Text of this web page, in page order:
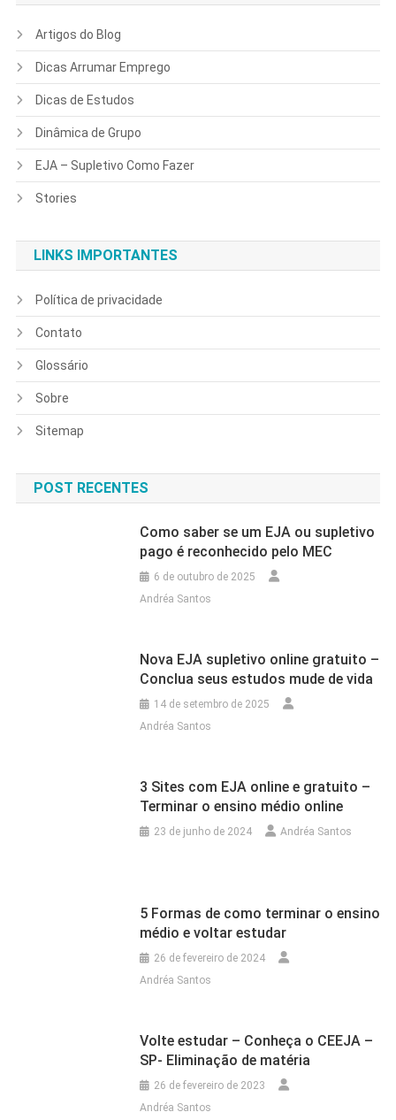
Artigos do Blog
Dicas Arrumar Emprego
Dicas de Estudos
Dinâmica de Grupo
EJA – Supletivo Como Fazer
Stories
LINKS IMPORTANTES
Política de privacidade
Contato
Glossário
Sobre
Sitemap
POST RECENTES
Como saber se um EJA ou supletivo
pago é reconhecido pelo MEC
6 de outubro de 2025
Andréa Santos
Nova EJA supletivo online gratuito –
Conclua seus estudos mude de vida
14 de setembro de 2025
Andréa Santos
3 Sites com EJA online e gratuito –
Terminar o ensino médio online
23 de junho de 2024 Andréa Santos
5 Formas de como terminar o ensino
médio e voltar estudar
26 de fevereiro de 2024
Andréa Santos
Volte estudar – Conheça o CEEJA –
SP- Eliminação de matéria
26 de fevereiro de 2023
Andréa Santos